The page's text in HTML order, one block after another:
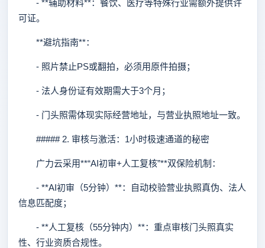
- **辅助材料**：餐饮、医疗等特殊行业需额外提供许
可证。
**避坑指南**：
- 照片禁止PS或翻拍，必须用原件拍摄；
- 法人身份证有效期需大于3个月；
- 门头照需体现实际经营地址，与营业执照地址一致。
##### 2. 审核与激活：1小时极速通道的秘密
广力云采用**“AI初审+人工复核”**双保险机制：
- **AI初审（5分钟）**：自动校验营业执照真伪、法人
信息匹配度；
- **人工复核（55分钟内）**：重点审核门头照真实
性、行业资质合规性。